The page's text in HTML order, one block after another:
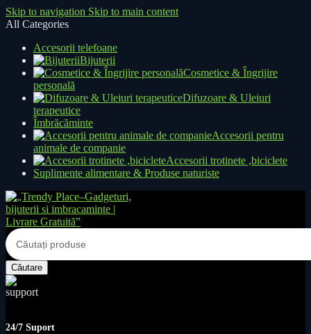
Skip to navigation Skip to main content
All Categories
Accesorii telefoane
Bijuterii
Cosmetice & Îngrijire
personală
Difuzoare & Uleiuri
terapeutice
Îmbrăcăminte
Accesorii pentru
animale de companie
Accesorii trotinete ,biciclete
Suplimente alimentare & Produse naturiste
Căutare
24/7 Suport